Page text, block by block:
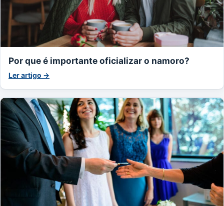
Por que é importante oficializar o namoro?
Ler artigo →